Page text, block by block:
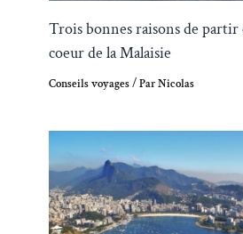
Trois bonnes raisons de partir
coeur de la Malaisie
Conseils voyages/ ParNicolas